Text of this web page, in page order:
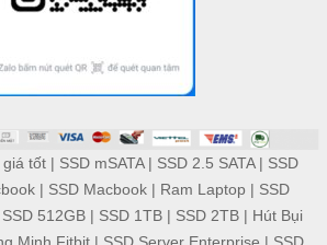
giá tốt| SSD mSATA| SSD 2.5 SATA| SSD
| SSD Macbook| Ram Laptop| SSD
SSD 512GB| SSD 1TB| SSD 2TB| Hút Bụi